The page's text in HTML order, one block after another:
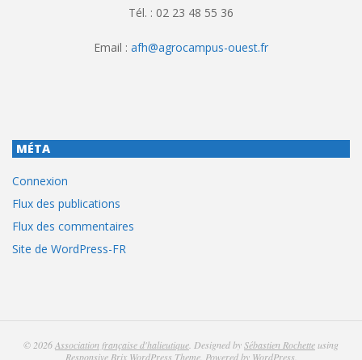
Tél. : 02 23 48 55 36
Email : afh@agrocampus-ouest.fr
MÉTA
Connexion
Flux des publications
Flux des commentaires
Site de WordPress-FR
© 2026Association française d'halieutique. Designed bySébastien Rochetteusing
Responsive Brix WordPress Theme. Powered by WordPress